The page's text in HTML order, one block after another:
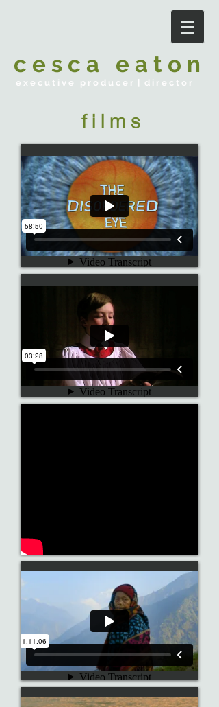
c e s c a e a t o n
e x e c u t i v e p r o d u c e r | d i r e c t o r
f i l m s